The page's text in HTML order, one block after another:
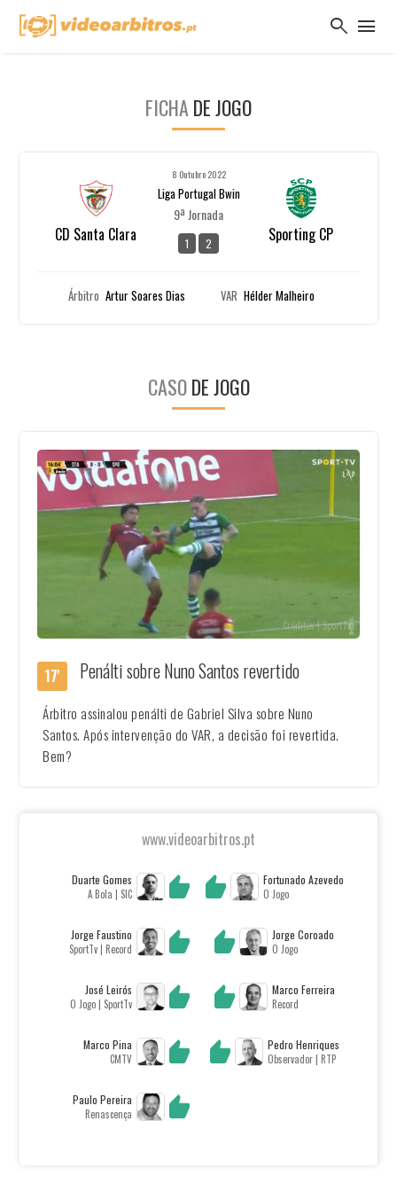
search menu
FICHA DE JOGO
CD Santa Clara
8 Outubro 2022
Liga Portugal Bwin
9ª Jornada
1 2 Sporting CP
Árbitro Artur Soares Dias VAR Hélder Malheiro
CASODE JOGO
Créditos | SportTv
17' Penálti sobre Nuno Santos revertido
Árbitro assinalou penálti de Gabriel Silva sobre Nuno
Santos. Após intervenção do VAR, a decisão foi revertida.
Bem?
www.videoarbitros.pt
Duarte Gomes
A Bola | SIC
Fortunado Azevedo
O Jogo
Jorge Faustino
SportTv | Record
Jorge Coroado
O Jogo
José Leirós
O Jogo | SportTv
Marco Ferreira
Record
Marco Pina
CMTV
Pedro Henriques
Observador | RTP
Paulo Pereira
Renascença